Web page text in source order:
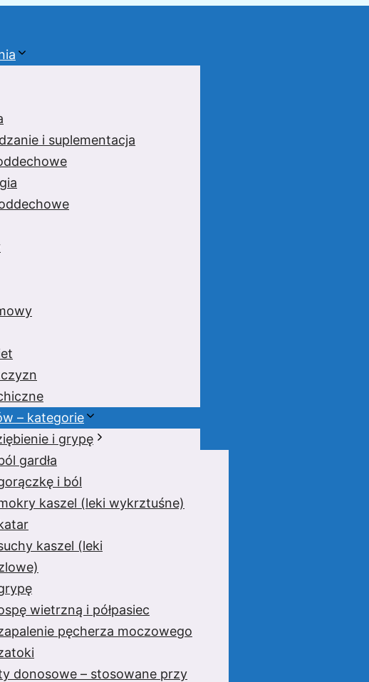
i suplementacja
– kategorie
i grypę
gardła
i ból
kaszel (leki wykrztuśne)
kaszel (leki
wietrzną i półpasiec
pęcherza moczowego
donosowe – stosowane przy